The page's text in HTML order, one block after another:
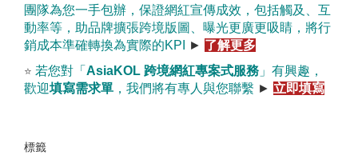
團隊為您一手包辦，保證網紅宣傳成效，包括觸及、互
動率等，助品牌擴張跨境版圖、曝光更廣更吸睛，將行
銷成本準確轉換為實際的KPI ► 了解更多
⭐ 若您對「 AsiaKOL 跨境網紅專案式服務 」有興趣，
歡迎填寫需求單 ，我們將有專人與您聯繫 ► 立即填寫
標籤